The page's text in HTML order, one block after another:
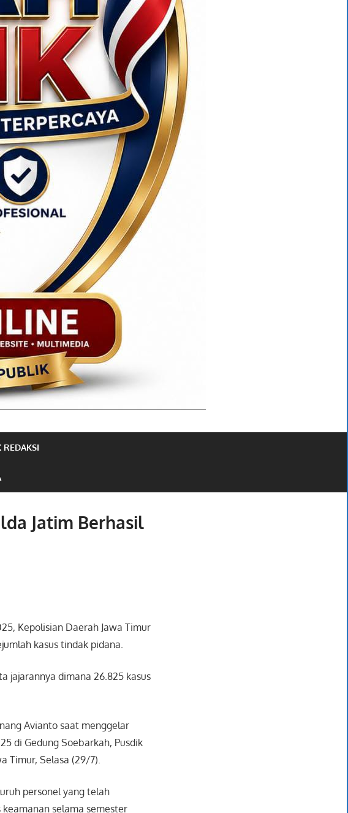
REDAKSI
Jatim Berhasil
Kepolisian Daerah Jawa Timur
kasus tindak pidana.
jajarannya dimana 26.825 kasus
Avianto saat menggelar
di Gedung Soebarkah, Pusdik
Timur, Selasa (29/7).
personel yang telah
selama semester